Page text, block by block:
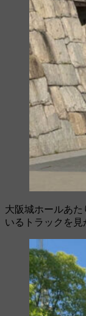
大阪城ホールあ
いるトラックを見